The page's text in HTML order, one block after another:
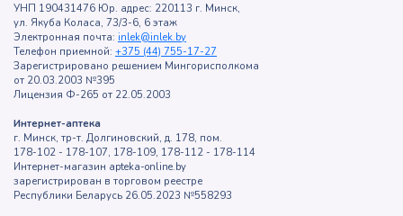
УНП 190431476 Юр. адрес: 220113 г. Минск,
ул. Якуба Коласа, 73/3-6, 6 этаж
Электронная почта: inlek@inlek.by
Телефон приемной: +375 (44) 755-17-27
Зарегистрировано решением Мингорисполкома
от 20.03.2003 №395
Лицензия Ф-265 от 22.05.2003
Интернет-аптека
г. Минск, тр-т. Долгиновский, д. 178, пом.
178-102 - 178-107, 178-109, 178-112 - 178-114
Интернет-магазин apteka-online.by
зарегистрирован в торговом реестре
Республики Беларусь 26.05.2023 №558293